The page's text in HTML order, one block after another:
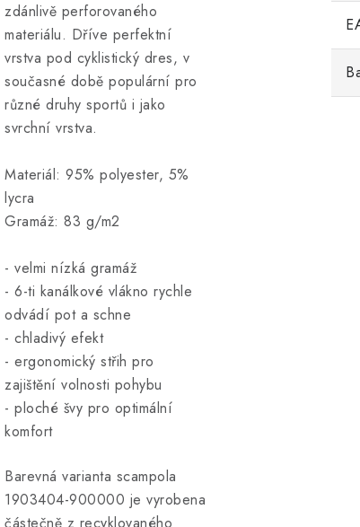
zdánlivě perforovaného
materiálu. Dříve perfektní
vrstva pod cyklistický dres, v
současné době populární pro
různé druhy sportů i jako
svrchní vrstva.
Materiál: 95% polyester, 5%
lycra
Gramáž: 83 g/m2
- velmi nízká gramáž
- 6-ti kanálkové vlákno rychle
odvádí pot a schne
- chladivý efekt
- ergonomický střih pro
zajištění volnosti pohybu
- ploché švy pro optimální
komfort
Barevná varianta scampola
1903404-900000 je vyrobena